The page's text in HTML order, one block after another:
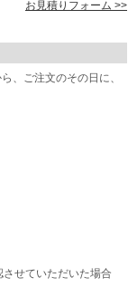
お見積りフォーム >>
、ご注文のその日に、
せていただいた場合